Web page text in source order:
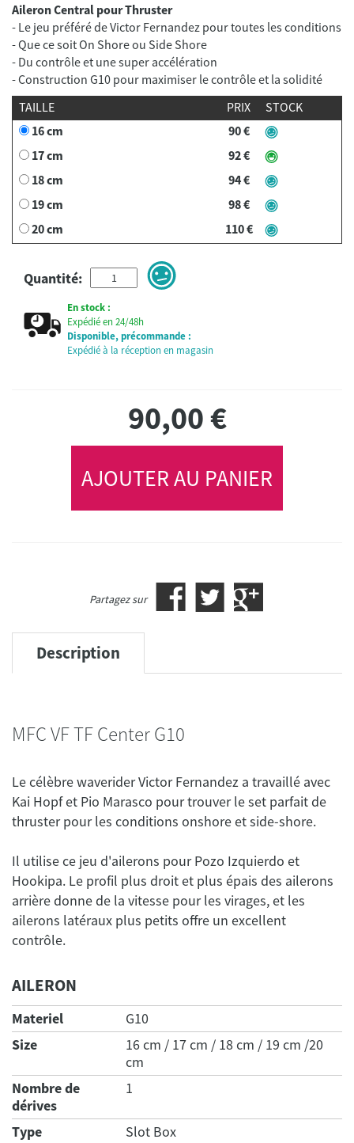
Aileron Central pour Thruster
- Le jeu préféré de Victor Fernandez pour toutes les conditions
- Que ce soit On Shore ou Side Shore
- Du contrôle et une super accélération
- Construction G10 pour maximiser le contrôle et la solidité
TAILLE
PRIX
STOCK
16 cm
90 €
17 cm
92 €
18 cm
94 €
19 cm
98 €
20 cm
110 €
Quantité:
En stock :
Expédié en 24/48h
Disponible, précommande :
Expédié à la réception en magasin
90,00€
AJOUTER AU PANIER
Partagez sur
Description
MFC VF TF Center G10
Le célèbre waverider Victor Fernandez a travaillé avec
Kai Hopf et Pio Marasco pour trouver le set parfait de
Il utilise ce jeu d'ailerons pour Pozo Izquierdo et
Hookipa. Le profil plus droit et plus épais des ailerons
arrière donne de la vitesse pour les virages, et les
ailerons latéraux plus petits offre un excellent
AILERON
Materiel
G10
Size
16 cm / 17 cm / 18 cm / 19 cm /20
cm
Nombre de
dérives
1
Type Slot Box